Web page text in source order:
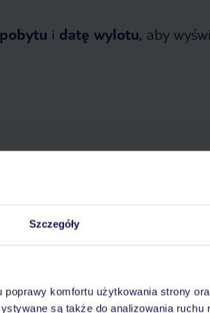
Szczegóły
komfortu użytkowania strony
są także do analizowania ruchu
i datę wylotu, aby
warto wybrać TUI?
wakacjach 24/7